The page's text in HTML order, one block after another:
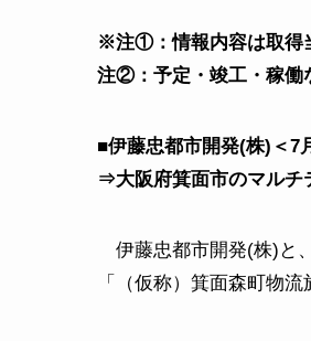
※注①：情報内容は取得
注②：予定・竣工・稼働
■伊藤忠都市開発(株)＜7
⇒大阪府箕面市のマルチ
伊藤忠都市開発(株)と
「（仮称）箕面森町物